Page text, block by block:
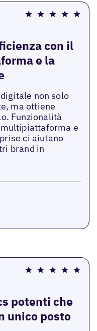
con il
e la
non solo
ma ottiene
Funzionalità
e
ci aiutano
brand in
potenti che
unico posto